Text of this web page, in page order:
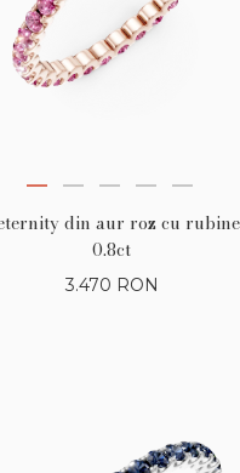
din aur roz cu
0.8ct
3.470 RON